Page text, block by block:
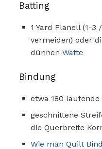
Batting
1 Yard Flanell (1-3
vermeiden) oder
dünnen Watte
Bindung
etwa 180
geschnittene
die Querbreite
Wie man Quilt